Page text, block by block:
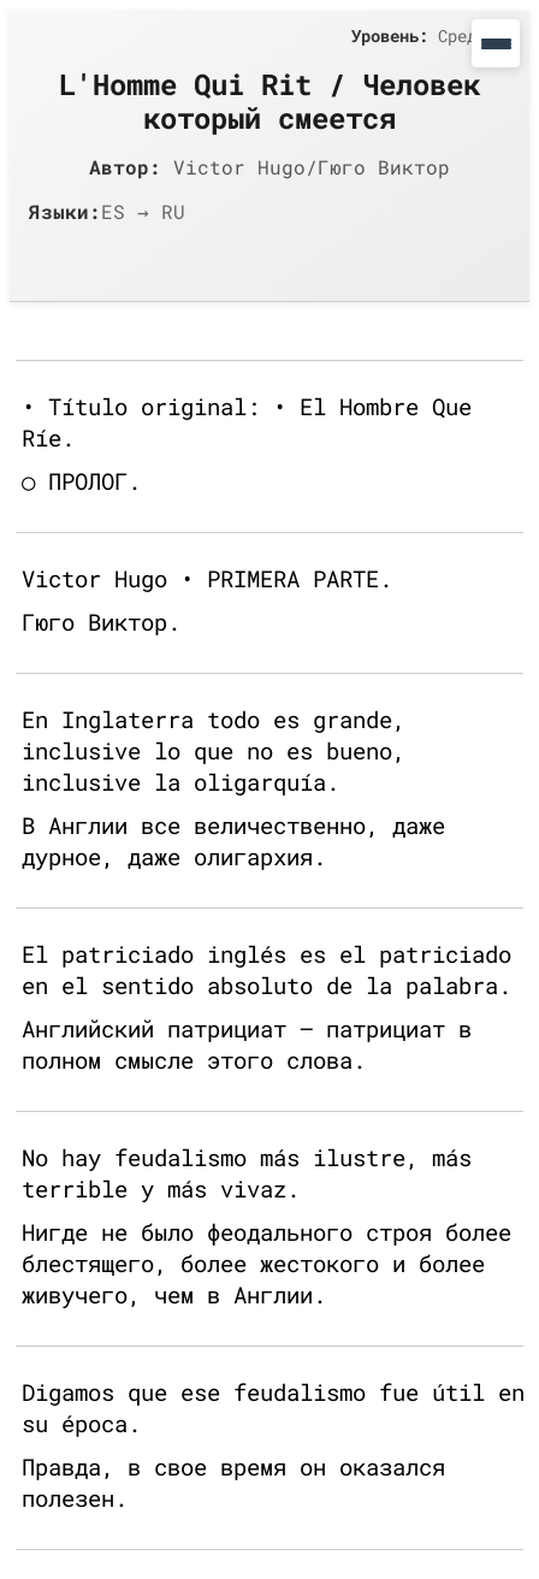
L'Homme Qui Rit / Чeловек
который смеется
Автор:
Victor Hugo/Гюго Виктор
Языки:ES → RU
Уровень: Средний
• Título original: • El Hombre Que
Ríe.
○ ПРОЛОГ.
Victor Hugo • PRIMERA PARTE.
Гюго Виктор.
En Inglaterra todo es grande,
inclusive lo que no es bueno,
inclusive la oligarquía.
В Англии все величественно, даже
дурное, даже олигархия.
El patriciado inglés es el patriciado
en el sentido absoluto de la palabra.
Английский патрициат — патрициат в
полном смысле этого слова.
No hay feudalismo más ilustre, más
terrible y más vivaz.
Нигде не было феодального строя более
блестящего, более жестокого и более
живучего, чем в Англии.
Digamos que ese feudalismo fue útil en
su época.
Правда, в свое время он оказался
полезен.